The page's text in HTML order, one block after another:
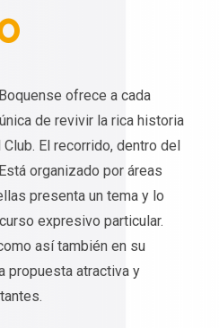
ofrece a cada
de revivir la rica historia
El recorrido, dentro del
organizado por áreas
presenta un tema y lo
expresivo particular.
así también en su
propuesta atractiva y